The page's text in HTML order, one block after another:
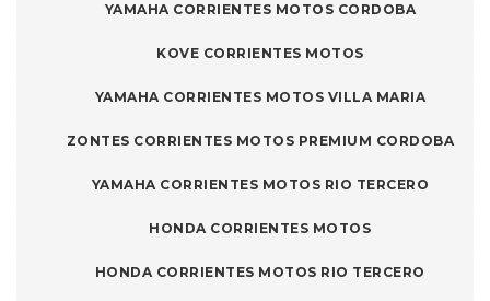
YAMAHA CORRIENTES MOTOS CORDOBA
KOVE CORRIENTES MOTOS
YAMAHA CORRIENTES MOTOS VILLA MARIA
ZONTES CORRIENTES MOTOS PREMIUM CORDOBA
YAMAHA CORRIENTES MOTOS RIO TERCERO
HONDA CORRIENTES MOTOS
HONDA CORRIENTES MOTOS RIO TERCERO